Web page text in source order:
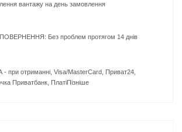
вантажу на день замовлення
Без проблем протягом 14 днів
при отриманні, Visa/MasterCard, Приват24,
Приватбанк, ПлатіПізніше